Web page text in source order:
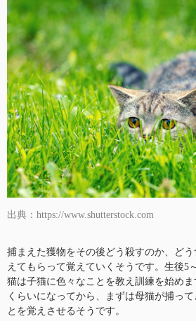
出典：https://www.shutterstock.com
捕まえた獲物をその後どう殺すのか、ど
えてもらって覚えていくそうです。生後5
猫は子猫に色々なことを教え訓練を始め
くらいになってから、まずは母猫が捕っ
とを覚えさせるそうです。